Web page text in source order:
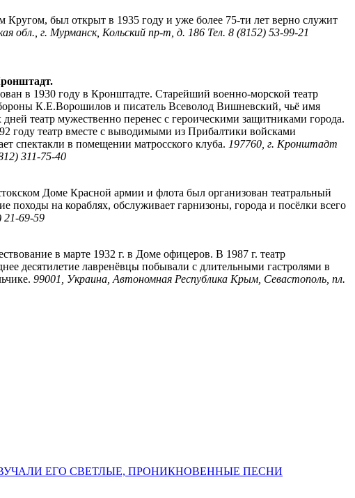
был открыт в 1935 году и уже более 75-ти лет верно служит
обл., г. Мурманск, Кольский пр-т, д. 186 Тел. 8 (8152) 53-99-21
в 1930 году в Кронштадте. Старейший военно-морской театр
К.Е.Ворошилов и писатель Всеволод Вишневский, чьё имя
театр мужественно перенес с героическими защитниками города.
году театр вместе с выводимыми из Прибалтики войсками
спектакли в помещении матросского клуба. 197760, г. Кронштадт
311-75-40
Доме Красной армии и флота был организован театральный
походы на кораблях, обслуживает гарнизоны, города и посёлки всего
21-69-59
в марте 1932 г. в Доме офицеров. В 1987 г. театр
десятилетие лавренёвцы побывали с длительными гастролями в
99001, Украина, Автономная Республика Крым, Севастополь, пл.
ЕГО СВЕТЛЫЕ, ПРОНИКНОВЕННЫЕ ПЕСНИ